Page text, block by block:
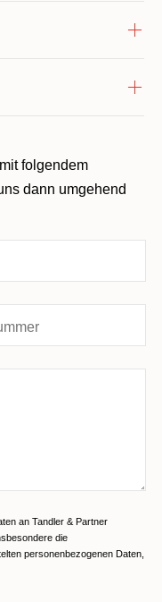
folgendem
dann umgehend
an Tandler & Partner
die
personenbezogenen Daten,